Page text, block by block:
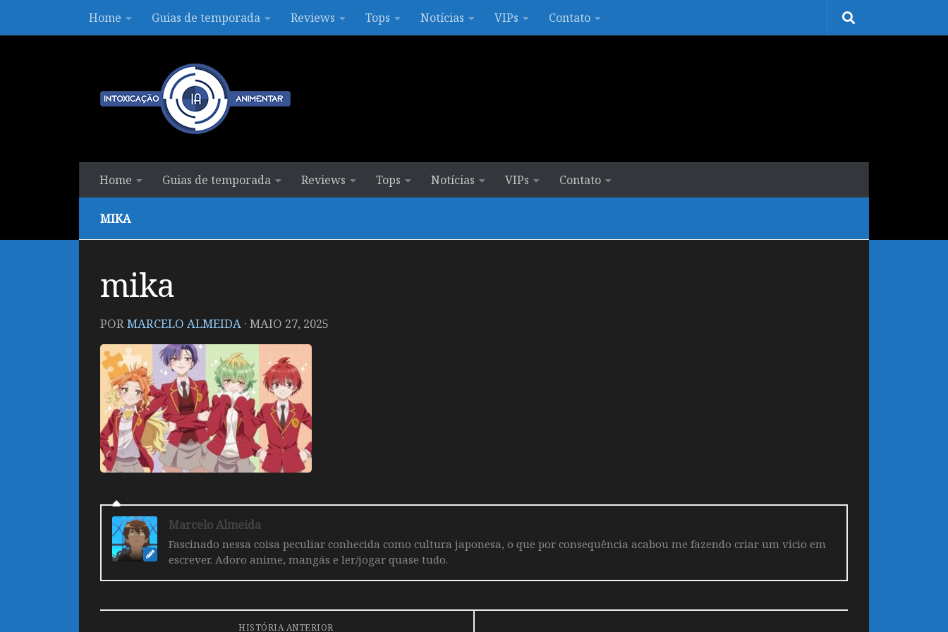
Skip to contentHome Guias de temporada Reviews Tops Notícias VIPs Contato
Home Guias de temporada Reviews Tops Notícias VIPs Contato
MIKA
mika
PORMARCELO ALMEIDA · MAIO 27, 2025
Marcelo Almeida
Fascinado nessa coisa peculiar conhecida como cultura japonesa, o que por consequência acabou me fazendo criar um vicio em
escrever. Adoro anime, mangás e ler/jogar quase tudo.
HISTÓRIA ANTERIOR